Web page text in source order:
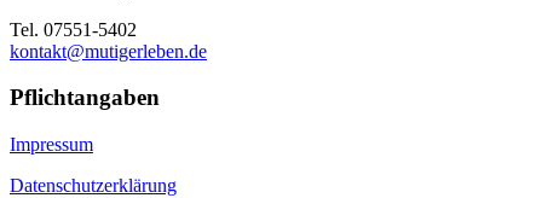
Tel. 07551-5402
kontakt@mutigerleben.de
Pflichtangaben
Impressum
Datenschutzerklärung